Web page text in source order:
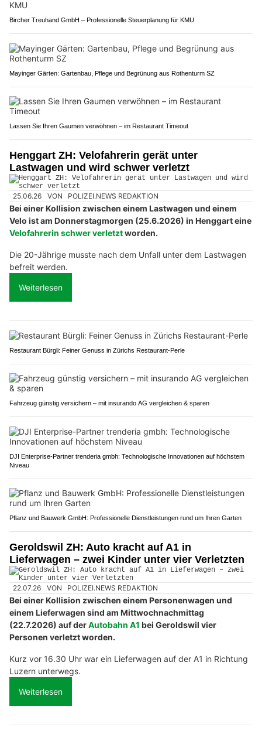
Bircher Treuhand GmbH – Professionelle Steuerplanung für KMU
Mayinger Gärten: Gartenbau, Pflege und Begrünung aus Rothenturm SZ
Lassen Sie Ihren Gaumen verwöhnen – im Restaurant Timeout
Henggart ZH: Velofahrerin gerät unter
Lastwagen und wird schwer verletzt
25.06.26 VON POLIZEI.NEWS REDAKTION
Bei einer Kollision zwischen einem Lastwagen und einem
Velo ist am Donnerstagmorgen (25.6.2026) in Henggart eine
Velofahrerin schwer verletztworden.
Die 20-Jährige musste nach dem Unfall unter dem Lastwagen
befreit werden.
Weiterlesen
Restaurant Bürgli: Feiner Genuss in Zürichs Restaurant-Perle
Fahrzeug günstig versichern – mit insurando AG vergleichen & sparen
DJI Enterprise-Partner trenderia gmbh: Technologische Innovationen auf höchstem
Niveau
Pflanz und Bauwerk GmbH: Professionelle Dienstleistungen rund um Ihren Garten
Geroldswil ZH: Auto kracht auf A1 in
Lieferwagen – zwei Kinder unter vier Verletzten
22.07.26 VON POLIZEI.NEWS REDAKTION
Bei einer Kollision zwischen einem Personenwagen und
einem Lieferwagen sind am Mittwochnachmittag
(22.7.2026) auf derAutobahn A1 bei Geroldswil vier
Personen verletzt worden.
Kurz vor 16.30 Uhr war ein Lieferwagen auf der A1 in Richtung
Luzern unterwegs.
Weiterlesen